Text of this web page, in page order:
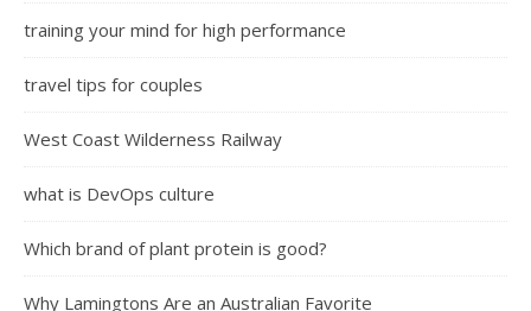
training your mind for high performance
travel tips for couples
West Coast Wilderness Railway
what is DevOps culture
Which brand of plant protein is good?
Why Lamingtons Are an Australian Favorite